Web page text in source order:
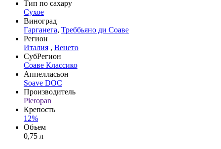
Тип по сахару
Сухое
Виноград
Гарганега, Треббьяно ди Соаве
Регион
Италия , Венето
СубРегион
Соаве Классико
Аппелласьон
Soave DOC
Производитель
Pieropan
Крепость
12%
Объем
0,75 л